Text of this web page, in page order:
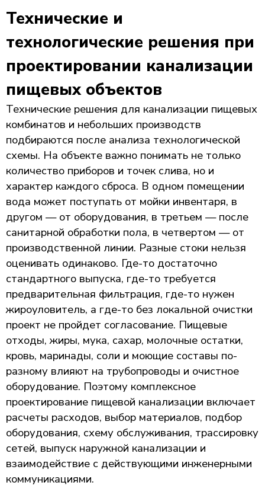
Технические и
технологические решения при
проектировании канализации
пищевых объектов
Технические решения для канализации пищевых
комбинатов и небольших производств
подбираются после анализа технологической
схемы. На объекте важно понимать не только
количество приборов и точек слива, но и
характер каждого сброса. В одном помещении
вода может поступать от мойки инвентаря, в
другом — от оборудования, в третьем — после
санитарной обработки пола, в четвертом — от
производственной линии. Разные стоки нельзя
оценивать одинаково. Где-то достаточно
стандартного выпуска, где-то требуется
предварительная фильтрация, где-то нужен
жироуловитель, а где-то без локальной очистки
проект не пройдет согласование. Пищевые
отходы, жиры, мука, сахар, молочные остатки,
кровь, маринады, соли и моющие составы по-
разному влияют на трубопроводы и очистное
оборудование. Поэтому комплексное
проектирование пищевой канализации включает
расчеты расходов, выбор материалов, подбор
оборудования, схему обслуживания, трассировку
сетей, выпуск наружной канализации и
взаимодействие с действующими инженерными
коммуникациями.